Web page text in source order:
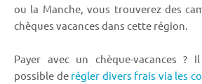
ou la Manche, vous trouverez des
chèques vacances dans cette région.
Payer avec un chèque-vacances
possible de régler divers frais via les